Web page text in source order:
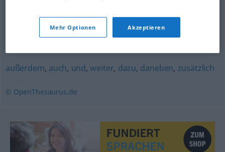
,wie,gleich,identisch,genauso
außerdem, auch, und,weiter, dazu, daneben, zusätzlich
© OpenThesaurus.de
Mehr Optionen Akzeptieren